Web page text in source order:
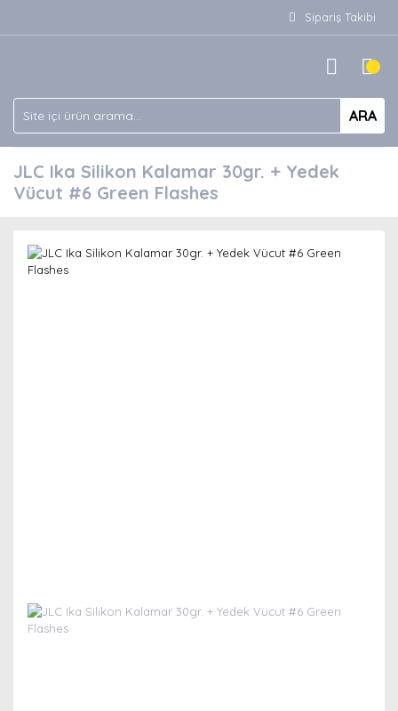
Sipariş Takibi
ARA
JLC Ika Silikon Kalamar 30gr. + Yedek
Vücut #6 Green Flashes